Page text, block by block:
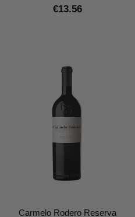
€13.56
Carmelo Rodero Reserva